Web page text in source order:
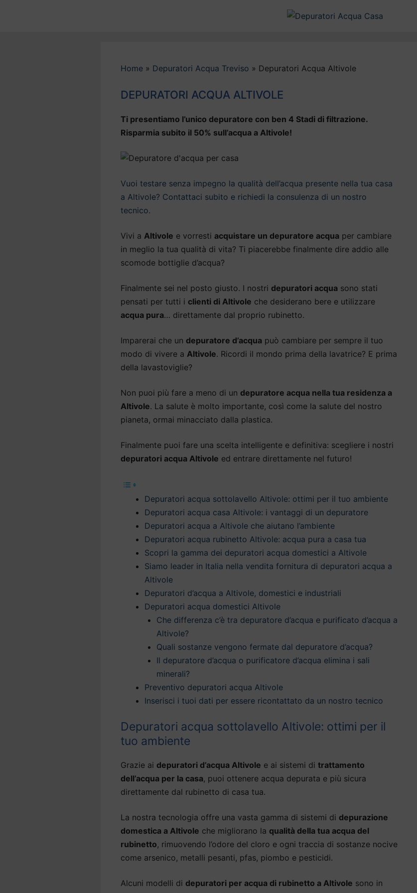
Home » Depuratori Acqua Treviso » Depuratori Acqua Altivole
DEPURATORI ACQUA ALTIVOLE
Ti presentiamo l’unico depuratore con ben 4 Stadi di filtrazione.
Risparmia subito il 50% sull’acqua a Altivole!
Vuoi testare senza impegno la qualità dell’acqua presente nella tua casa
a Altivole? Contattaci subito e richiedi la consulenza di un nostro
tecnico.
Vivi a Altivole e vorresti acquistare un depuratore acqua per cambiare
in meglio la tua qualità di vita? Ti piacerebbe finalmente dire addio alle
scomode bottiglie d’acqua?
Finalmente sei nel posto giusto. I nostri depuratori acqua sono stati
pensati per tutti i clienti di Altivole che desiderano bere e utilizzare
acqua pura… direttamente dal proprio rubinetto.
Imparerai che un depuratore d’acqua può cambiare per sempre il tuo
modo di vivere a Altivole. Ricordi il mondo prima della lavatrice? E prima
della lavastoviglie?
Non puoi più fare a meno di un depuratore acqua nella tua residenza a
Altivole. La salute è molto importante, così come la salute del nostro
pianeta, ormai minacciato dalla plastica.
Finalmente puoi fare una scelta intelligente e definitiva: scegliere i nostri
depuratori acqua Altivole ed entrare direttamente nel futuro!
Depuratori acqua sottolavello Altivole: ottimi per il tuo ambiente
Depuratori acqua casa Altivole: i vantaggi di un depuratore
Depuratori acqua a Altivole che aiutano l’ambiente
Depuratori acqua rubinetto Altivole: acqua pura a casa tua
Scopri la gamma dei depuratori acqua domestici a Altivole
Siamo leader in Italia nella vendita fornitura di depuratori acqua a
Altivole
Depuratori d’acqua a Altivole, domestici e industriali
Depuratori acqua domestici Altivole
Che differenza c’è tra depuratore d’acqua e purificato d’acqua a
Altivole?
Quali sostanze vengono fermate dal depuratore d’acqua?
Il depuratore d’acqua o purificatore d’acqua elimina i sali
minerali?
Preventivo depuratori acqua Altivole
Inserisci i tuoi dati per essere ricontattato da un nostro tecnico
Depuratori acqua sottolavello Altivole: ottimi per il
tuo ambiente
Grazie ai depuratori d’acqua Altivole e ai sistemi di trattamento
dell’acqua per la casa, puoi ottenere acqua depurata e più sicura
direttamente dal rubinetto di casa tua.
La nostra tecnologia offre una vasta gamma di sistemi di depurazione
domestica a Altivole che migliorano la qualità della tua acqua del
rubinetto, rimuovendo l’odore del cloro e ogni traccia di sostanze nocive
come arsenico, metalli pesanti, pfas, piombo e pesticidi.
Alcuni modelli di depuratori per acqua di rubinetto a Altivole sono in